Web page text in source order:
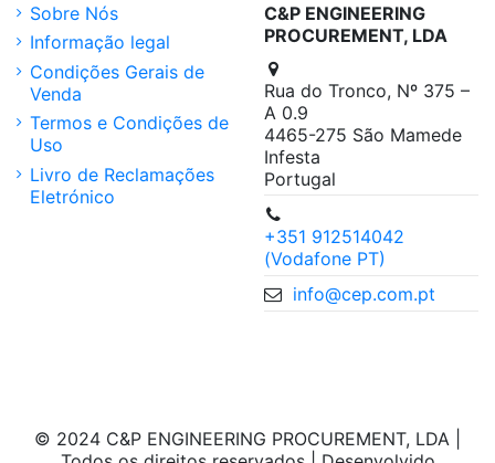
Sobre Nós
Informação legal
Condições Gerais de
Venda
Termos e Condições de
Uso
Livro de Reclamações
Eletrónico
C&P ENGINEERING
PROCUREMENT, LDA
Rua do Tronco, Nº 375 –
A 0.9
4465-275 São Mamede
Infesta
Portugal
+351 912514042
(Vodafone PT)
info@cep.com.pt
© 2024 C&P ENGINEERING PROCUREMENT, LDA |